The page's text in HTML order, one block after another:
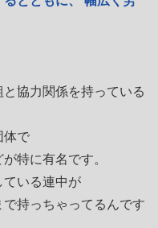
協力関係を持っている
体で
特に有名です。
ている連中が
持っちゃってるんです